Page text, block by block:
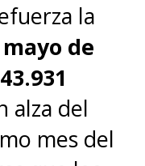
la
de
alza del
mes del